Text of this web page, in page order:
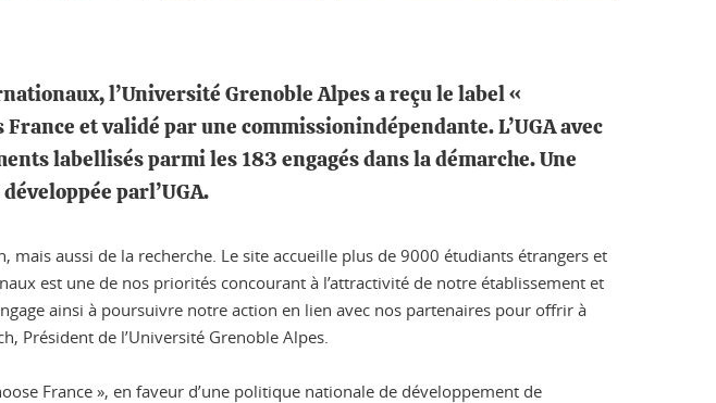
l’Université Grenoble Alpes a reçu le label «
et validé par une commissionindépendante. L’UGA avec
labellisés parmi les 183 engagés dans la démarche. Une
parl’UGA.
aussi de la recherche. Le site accueille plus de 9000 étudiants étrangers et
est une de nos priorités concourant à l’attractivité de notre établissement et
ainsi à poursuivre notre action en lien avec nos partenaires pour offrir à
Président de l’Université Grenoble Alpes.
France », en faveur d’une politique nationale de développement de